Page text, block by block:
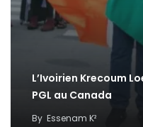
L’Ivoirien Krecoum
PGL au Canada
By Essenam K²